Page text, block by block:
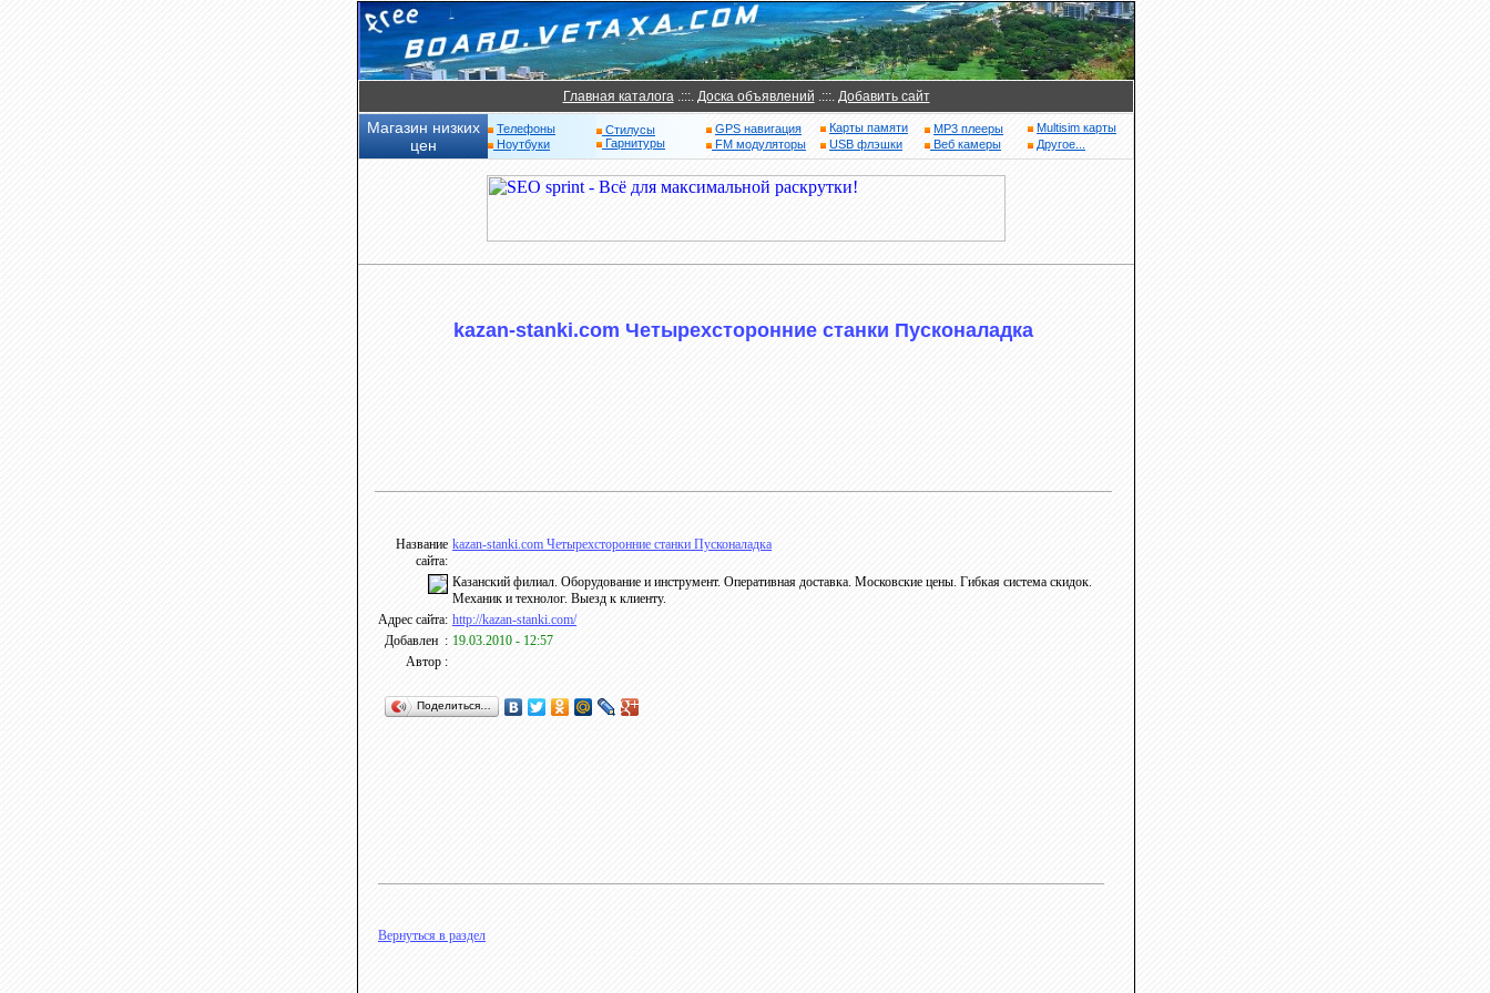
Главная каталога.:::. Доска объявлений .:::. Добавить сайт
Магазин низких
цен
Телефоны
Ноутбуки
Стилусы
Гарнитуры
GPS навигация
FM модуляторы
Карты памяти
USB флэшки
MP3 плееры
Веб камеры
Multisim карты
Другое...
kazan-stanki.com Четырехсторонние станки Пусконаладка
Название
сайта:
kazan-stanki.com Четырехсторонние станки Пусконаладка
Казанский филиал. Оборудование и инструмент. Оперативная доставка. Московские цены. Гибкая система скидок.
Механик и технолог. Выезд к клиенту.
Адрес сайта: http://kazan-stanki.com/
Добавлен : 19.03.2010 - 12:57
Автор :
Поделиться…
Вернуться в раздел